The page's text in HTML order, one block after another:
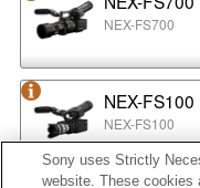
NEX-FS700
NEX-FS100
NEX-FS100
Sony uses Strictly
website. These cookies